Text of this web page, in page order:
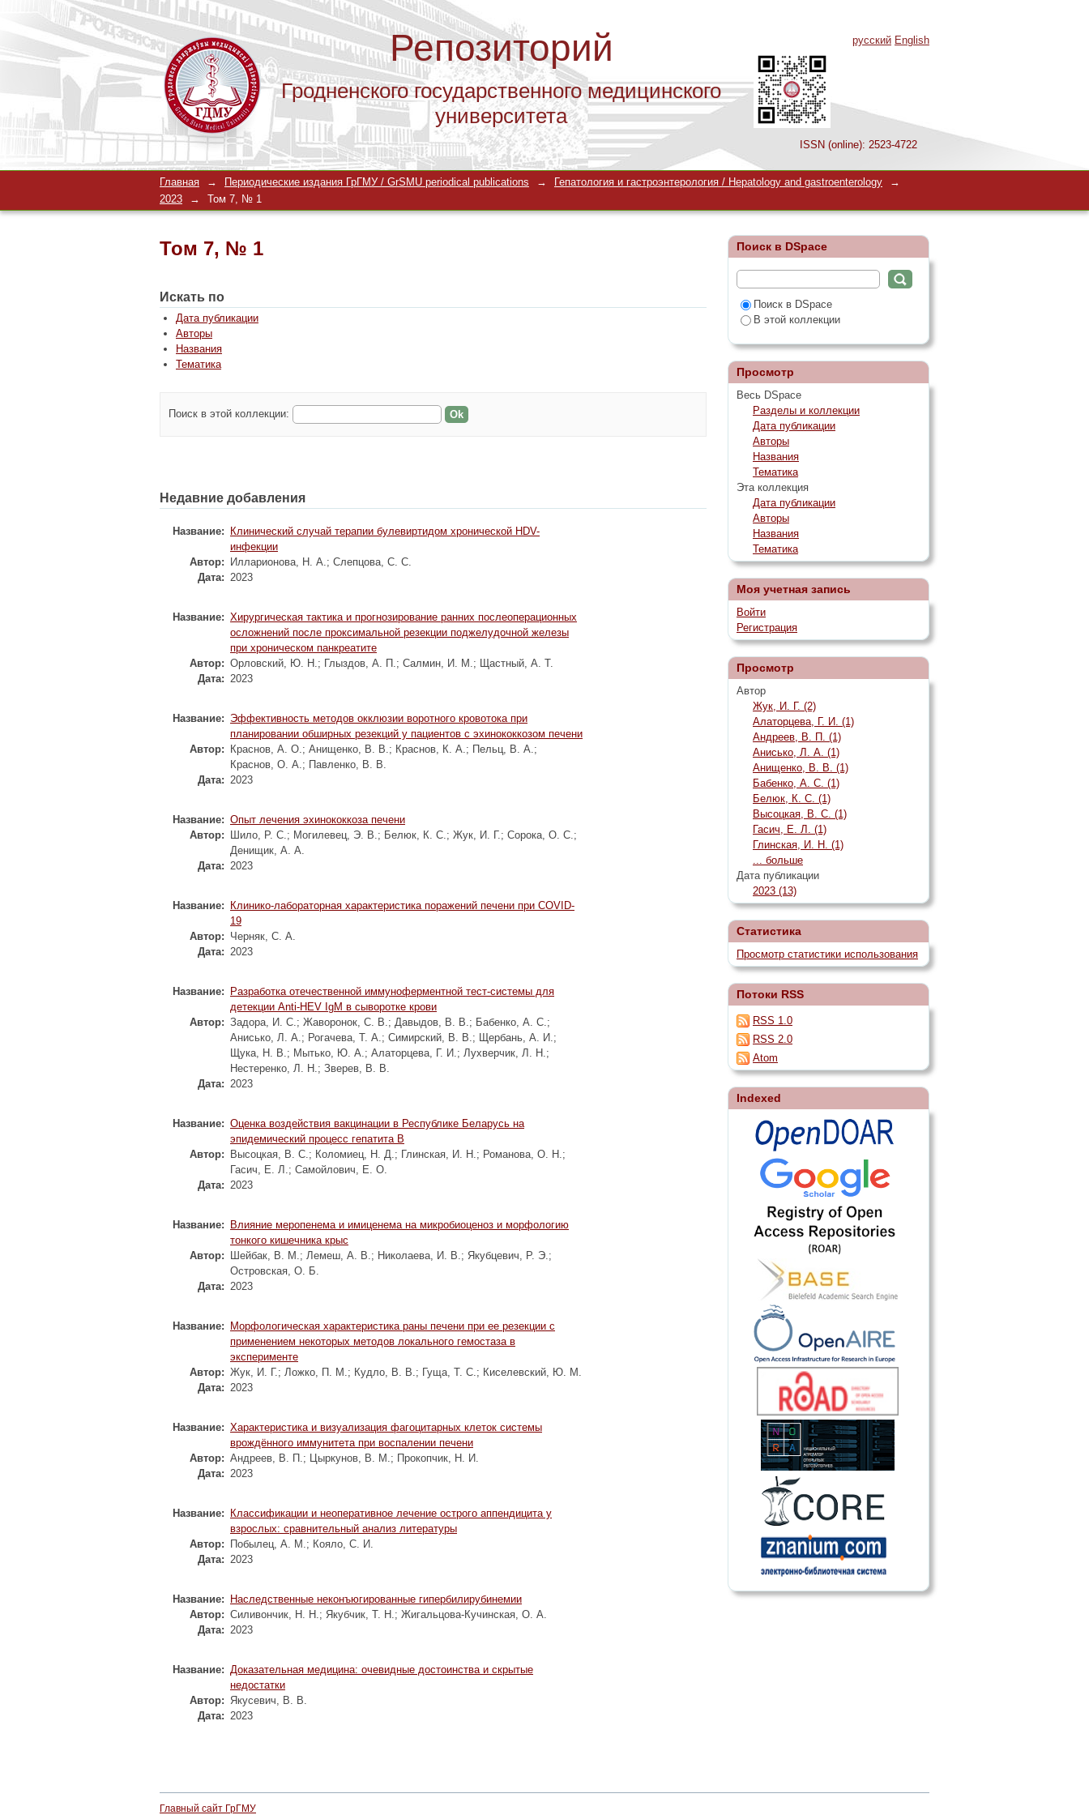
Репозиторий
Гродненского государственного медицинского
университета
ISSN (online): 2523-4722
Том 7, № 1
русский English
Главная → Периодические издания ГрГМУ / GrSMU periodical publications → Гепатология и гастроэнтерология / Hepatology and gastroenterology
→
2023
→ Том 7, № 1
Том 7, № 1
Искать по
Дата публикации
Авторы
Названия
Тематика
Поиск в этой коллекции:
Недавние добавления
Название:
Клинический случай терапии булевиртидом хронической HDV-
инфекции
Автор:
Илларионова, Н. А.; Слепцова, С. С.
Дата: 2023
Название: Хирургическая тактика и прогнозирование ранних послеоперационных
осложнений после проксимальной резекции поджелудочной железы
при хроническом панкреатите
Автор: Орловский, Ю. Н.; Глыздов, А. П.; Салмин, И. М.; Щастный, А. Т.
Дата: 2023
Название: Эффективность методов окклюзии воротного кровотока при
планировании обширных резекций у пациентов с эхинококкозом печени
Автор:
Краснов, А. О.; Анищенко, В. В.; Краснов, К. А.; Пельц, В. А.;
Краснов, О. А.; Павленко, В. В.
Дата: 2023
Название: Опыт лечения эхинококкоза печени
Автор:
Шило, Р. С.; Могилевец, Э. В.; Белюк, К. С.; Жук, И. Г.; Сорока, О. С.;
Денищик, А. А.
Дата: 2023
Название:
Клинико-лабораторная характеристика поражений печени при COVID-
19
Автор: Черняк, С. А.
Дата: 2023
Название:
Разработка отечественной иммуноферментной тест-системы для
детекции Anti-HEV IgМ в сыворотке крови
Автор: Задора, И. С.; Жаворонок, С. В.; Давыдов, В. В.; Бабенко, А. С.;
Анисько, Л. А.; Рогачева, Т. А.; Симирский, В. В.; Щербань, А. И.;
Щука, Н. В.; Мытько, Ю. А.; Алаторцева, Г. И.; Лухверчик, Л. Н.;
Нестеренко, Л. Н.; Зверев, В. В.
Дата: 2023
Название: Оценка воздействия вакцинации в Республике Беларусь на
эпидемический процесс гепатита В
Автор:
Высоцкая, В. С.; Коломиец, Н. Д.; Глинская, И. Н.; Романова, О. Н.;
Гасич, Е. Л.; Самойлович, Е. О.
Дата: 2023
Название:
Влияние меропенема и имиценема на микробиоценоз и морфологию
тонкого кишечника крыс
Автор:
Шейбак, В. М.; Лемеш, А. В.; Николаева, И. В.; Якубцевич, Р. Э.;
Островская, О. Б.
Дата: 2023
Название:
Морфологическая характеристика раны печени при ее резекции с
применением некоторых методов локального гемостаза в
эксперименте
Автор: Жук, И. Г.; Ложко, П. М.; Кудло, В. В.; Гуща, Т. С.; Киселевский, Ю. М.
Дата: 2023
Название: Характеристика и визуализация фагоцитарных клеток системы
врождённого иммунитета при воспалении печени
Автор: Андреев, В. П.; Цыркунов, В. М.; Прокопчик, Н. И.
Дата: 2023
Название:
Классификации и неоперативное лечение острого аппендицита у
взрослых: сравнительный анализ литературы
Автор:
Побылец, А. М.; Кояло, С. И.
Дата: 2023
Название:
Наследственные неконъюгированные гипербилирубинемии
Автор: Силивончик, Н. Н.; Якубчик, Т. Н.; Жигальцова-Кучинская, О. А.
Дата: 2023
Название: Доказательная медицина: очевидные достоинства и скрытые
недостатки
Автор: Якусевич, В. В.
Дата: 2023
Поиск в DSpace
Поиск в DSpace
В этой коллекции
Просмотр
Весь DSpace
Разделы и коллекции
Дата публикации
Авторы
Названия
Тематика
Эта коллекция
Дата публикации
Авторы
Названия
Тематика
Моя учетная запись
Войти
Регистрация
Просмотр
Автор
Жук, И. Г. (2)
Алаторцева, Г. И. (1)
Андреев, В. П. (1)
Анисько, Л. А. (1)
Анищенко, В. В. (1)
Бабенко, А. С. (1)
Белюк, К. С. (1)
Высоцкая, В. С. (1)
Гасич, Е. Л. (1)
Глинская, И. Н. (1)
... больше
Дата публикации
2023 (13)
Статистика
Просмотр статистики использования
Потоки RSS
RSS 1.0
RSS 2.0
Atom
Indexed
Главный сайт ГрГМУ